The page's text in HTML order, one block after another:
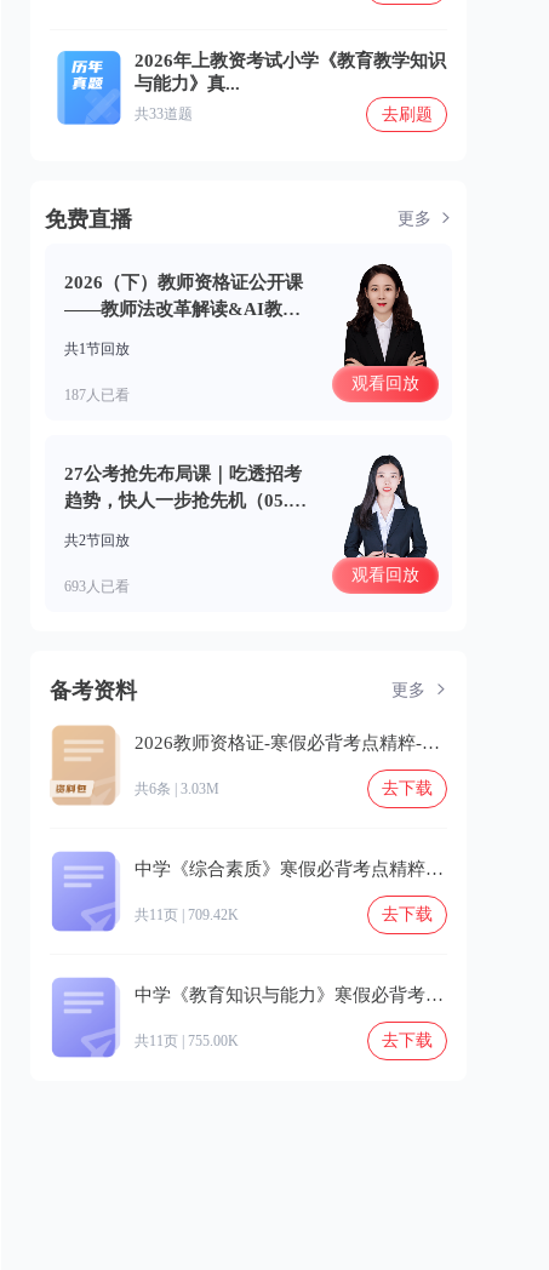
2026年上教资考试小学《教育教学知识
与能力》真...
共33道题 去刷题
免费直播 更多
2026（下）教师资格证公开课
——教师法改革解读&AI教学
共1节回放
187人已看
观看回放
27公考抢先布局课｜吃透招考
趋势，快人一步抢先机（05.3
共2节回放
693人已看
观看回放
备考资料 更多
2026教师资格证-寒假必背考点精粹-2.zip
共6条 | 3.03M 去下载
中学《综合素质》寒假必背考点精粹-2.pdf
共11页 | 709.42K 去下载
中学《教育知识与能力》寒假必背考点精粹-2.pdf
共11页 | 755.00K 去下载